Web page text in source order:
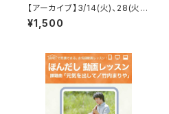
【アーカイブ】3/14(火)、28(火)1
5:00- 楠幸樹ソロウクレレWS・
中級「デイドリーム・ビリーバー」
¥1,500